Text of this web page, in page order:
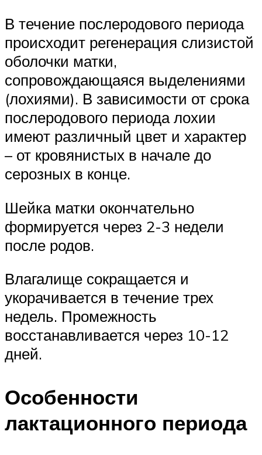
В течение послеродового периода
происходит регенерация слизистой
оболочки матки,
сопровождающаяся выделениями
(лохиями). В зависимости от срока
послеродового периода лохии
имеют различный цвет и характер
– от кровянистых в начале до
серозных в конце.
Шейка матки окончательно
формируется через 2-3 недели
после родов.
Влагалище сокращается и
укорачивается в течение трех
недель. Промежность
восстанавливается через 10-12
дней.
Особенности
лактационного периода